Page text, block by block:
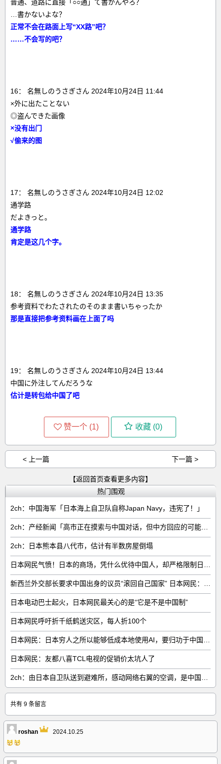
普通、道路に直接「○○通」て書かんやろ？
…書かないよな？
正常不会在路面上写“XX路”吧？
……不会写的吧？
16： 名無しのうさぎさん 2024年10月24日 11:44
×外に出たことない
◎盗んできた画像
×没有出门
√偷来的图
17： 名無しのうさぎさん 2024年10月24日 12:02
通学路
だよきっと。
通学路
肯定是这几个字。
18： 名無しのうさぎさん 2024年10月24日 13:35
参考資料でわたされたのそのまま書いちゃったか
那是直接把参考资料画在上面了吗
19： 名無しのうさぎさん 2024年10月24日 13:44
中国に外注してんだろうな
估计是转包给中国了吧
赞一个 (1) 收藏 (0)
< 上一篇 下一篇 >
【返回首页查看更多内容】
热门围观
2ch：中国海军「日本海上自卫队自称Japan Navy，违宪了！」
2ch：产经新闻「高市正在摸索与中国对话，但中方回应的可能性很低」
2ch：日本熊本县八代市，估计有半数房屋倒塌
日本网民气愤！日本的商场，凭什么优待中国人，却严格限制日本人
新西兰外交部长要求中国出身的议员“滚回自己国家” 日本网民：奇异果滚回原产国
日本电动巴士起火，日本网民最关心的是“它是不是中国制”
日本网民呼吁折千纸鹤送灾区，每人折100个
日本网民：日本穷人之所以能够低成本地使用AI，要归功于中国……
日本网民：友都八喜TCL电视的促销价太坑人了
2ch：由日本自卫队送到避难所，感动网络右翼的空调，是中国制的……
共有 9 条留言
roshan 2024.10.25